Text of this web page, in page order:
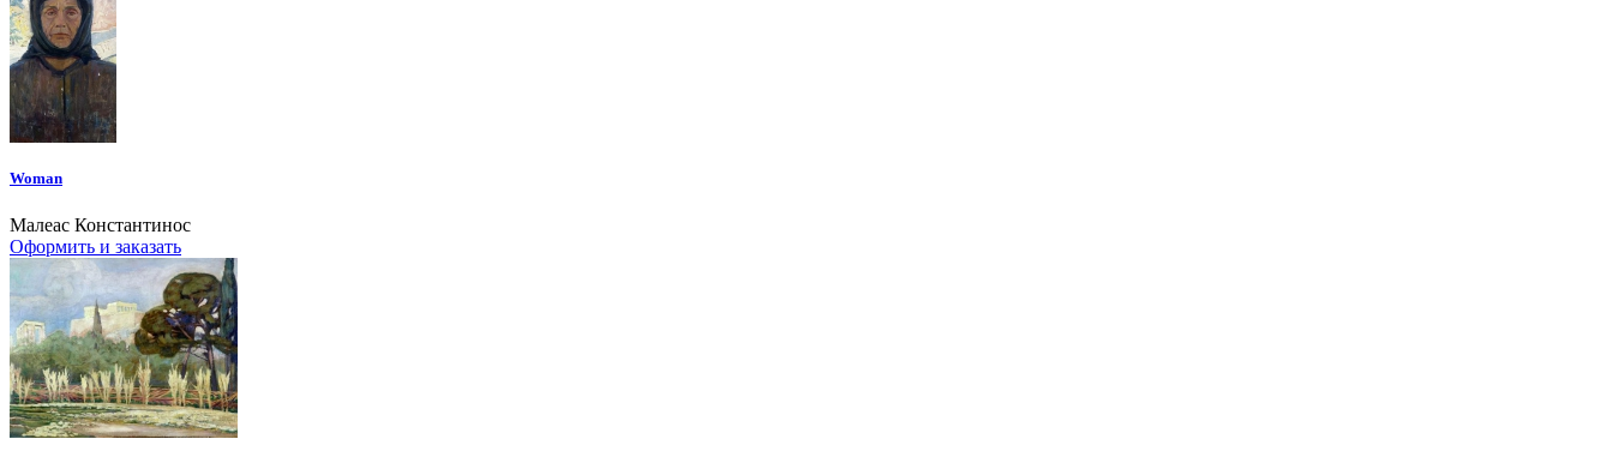
Woman
Малеас Константинос
Оформить и заказать